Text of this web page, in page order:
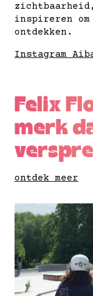
inspireren
ontdekken.
Instagram
Felix
merk
ontdek meer